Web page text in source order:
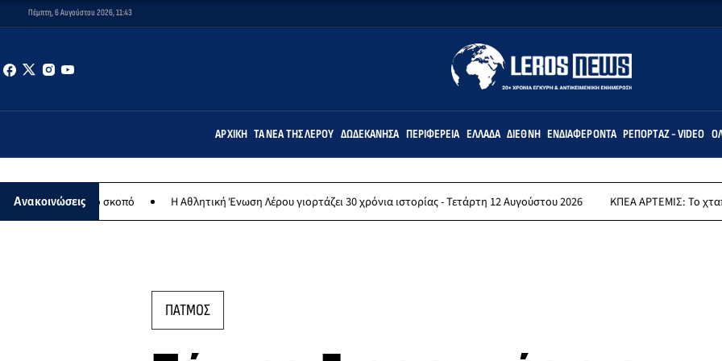
Πέμπτη, 6 Αυγούστου 2026, 11:43
ΑΡΧΙΚΉ ΤΑ ΝΈΑ ΤΗΣ ΛΈΡΟΥ ΔΩΔΕΚΆΝΗΣΑ ΠΕΡΙΦΈΡΕΙΑ ΕΛΛΆΔΑ ΔΙΕΘΝΉ ΕΝΔΙΑΦΈΡΟΝΤΑ ΡΕΠΟΡΤΆΖ - VIDEO
Ανακοινώσεις
σκοπό Η Αθλητική Ένωση Λέρου γιορτάζει 30 χρόνια ιστορίας - Τετάρτη 12 Αυγούστου 2026 ΚΠΕΑ ΑΡΤΕΜΙΣ: Το χταποδοπίλαφο της
ΠΑΤΜΟΣ